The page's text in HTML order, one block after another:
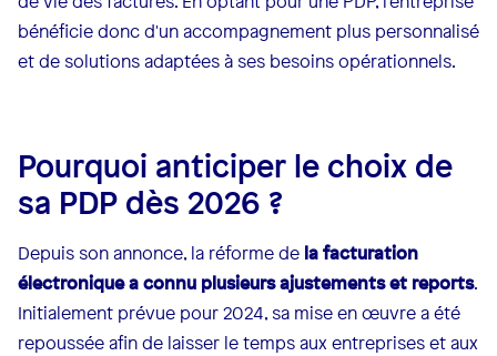
bénéficie donc d'un accompagnement plus personnalisé
et de solutions adaptées à ses besoins opérationnels.
Pourquoi anticiper le choix de
sa PDP dès 2026 ?
Depuis son annonce, la réforme de la facturation
électronique a connu plusieurs ajustements et reports.
Initialement prévue pour 2024, sa mise en œuvre a été
repoussée afin de laisser le temps aux entreprises et aux